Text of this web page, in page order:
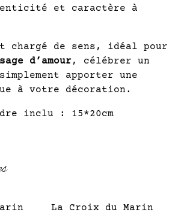
et caractère à
chargé de sens, idéal pour
d’amour, célébrer un
apporter une
à votre décoration.
inclu : 15*20cm
La Croix du Marin